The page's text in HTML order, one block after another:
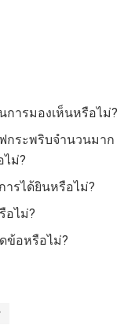
ารมองเห็นหรือไม่?
กระพริบจำนวนมาก
ไม่?
รได้ยินหรือไม่?
อไม่?
ข้อหรือไม่?